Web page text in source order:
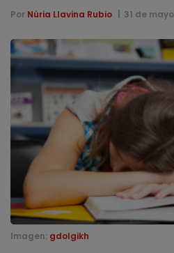
Por Núria Llavina Rubio 31 de
Imagen: gdolgikh